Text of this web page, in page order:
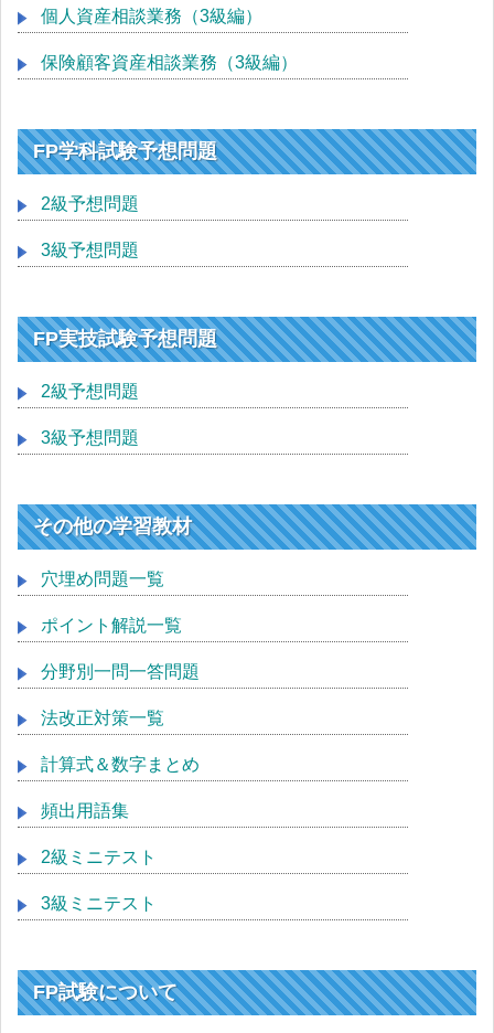
個人資産相談業務（3級編）
保険顧客資産相談業務（3級編）
FP学科試験予想問題
2級予想問題
3級予想問題
FP実技試験予想問題
2級予想問題
3級予想問題
その他の学習教材
穴埋め問題一覧
ポイント解説一覧
分野別一問一答問題
法改正対策一覧
計算式＆数字まとめ
頻出用語集
2級ミニテスト
3級ミニテスト
FP試験について